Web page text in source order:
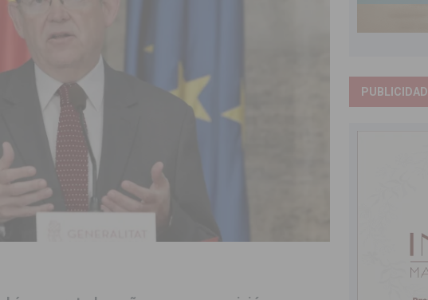
y la continuidad educativa del alumnado del
los 78.000 espectadores
TORREVIEJA
con protección homologada y a planificar
para las mujeres víctimas de violencia
honor a la Virgen de la Salud y San Miguel
mejoras ni bonificaciones’
incendios en los municipios alicantinos, entre
PUBLICIDAD